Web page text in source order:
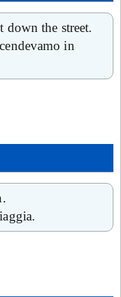
down the street.
in